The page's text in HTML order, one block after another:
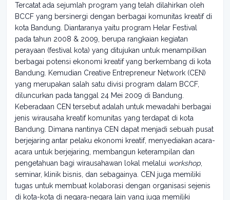
Tercatat ada sejumlah program yang telah dilahirkan oleh
BCCF yang bersinergi dengan berbagai komunitas kreatif di
kota Bandung. Diantaranya yaitu program Helar Festival
pada tahun 2008 & 2009, berupa rangkaian kegiatan
perayaan (festival kota) yang ditujukan untuk menampilkan
berbagai potensi ekonomi kreatif yang berkembang di kota
Bandung. Kemudian Creative Entrepreneur Network (CEN)
yang merupakan salah satu divisi program dalam BCCF,
diluncurkan pada tanggal 24 Mei 2009 di Bandung.
Keberadaan CEN tersebut adalah untuk mewadahi berbagai
jenis wirausaha kreatif komunitas yang terdapat di kota
Bandung. Dimana nantinya CEN dapat menjadi sebuah pusat
berjejaring antar pelaku ekonomi kreatif, menyediakan acara-
acara untuk berjejaring, membangun keterampilan dan
pengetahuan bagi wirausahawan lokal melalui workshop
seminar, klinik bisnis, dan sebagainya. CEN juga memiliki
tugas untuk membuat kolaborasi dengan organisasi sejenis
di kota-kota di negara-negara lain yang juga memiliki